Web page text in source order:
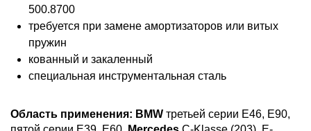
500.8700
требуется при замене амортизаторов или витых
пружин
кованный и закаленный
специальная инструментальная сталь
Область применения: BMW третьей серии E46, E90,